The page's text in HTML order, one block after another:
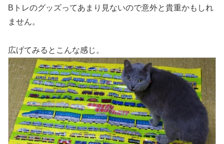
Bトレのグッズってあまり見ないので意外と貴重かもしれ
ません。
広げてみるとこんな感じ。